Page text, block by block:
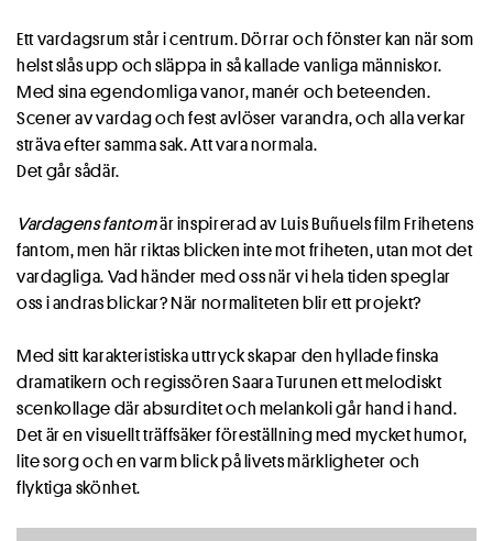
Ett vardagsrum står i centrum. Dörrar och fönster kan när som
helst slås upp och släppa in så kallade vanliga människor.
Med sina egendomliga vanor, manér och beteenden.
Scener av vardag och fest avlöser varandra, och alla verkar
sträva efter samma sak. Att vara normala.
Det går sådär.
Vardagens fantomär inspirerad av Luis Buñuels film Frihetens
fantom, men här riktas blicken inte mot friheten, utan mot det
vardagliga. Vad händer med oss när vi hela tiden speglar
oss i andras blickar? När normaliteten blir ett projekt?
Med sitt karakteristiska uttryck skapar den hyllade finska
dramatikern och regissören Saara Turunen ett melodiskt
scenkollage där absurditet och melankoli går hand i hand.
Det är en visuellt träffsäker föreställning med mycket humor,
lite sorg och en varm blick på livets märkligheter och
flyktiga skönhet.